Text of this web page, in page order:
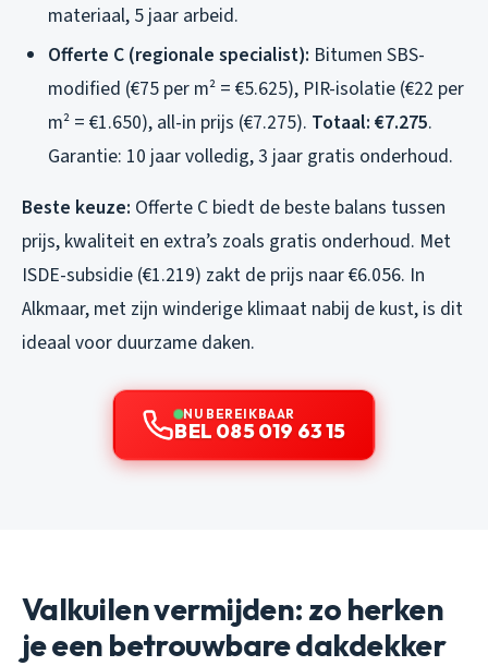
materiaal, 5 jaar arbeid.
Offerte C (regionale specialist): Bitumen SBS-
modified (€75 per m² = €5.625), PIR-isolatie (€22 per
m² = €1.650), all-in prijs (€7.275). Totaal: €7.275.
Garantie: 10 jaar volledig, 3 jaar gratis onderhoud.
Beste keuze: Offerte C biedt de beste balans tussen
prijs, kwaliteit en extra’s zoals gratis onderhoud. Met
ISDE-subsidie (€1.219) zakt de prijs naar €6.056. In
Alkmaar, met zijn winderige klimaat nabij de kust, is dit
ideaal voor duurzame daken.
NU BEREIKBAAR
BEL 085 019 63 15
Valkuilen vermijden: zo herken
je een betrouwbare dakdekker